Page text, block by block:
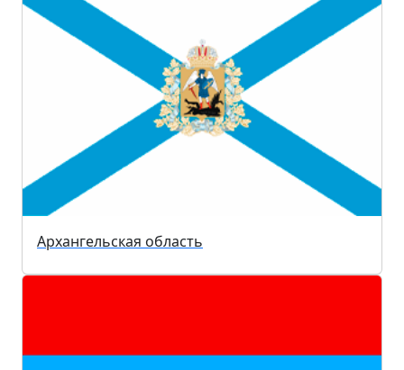
Архангельская область